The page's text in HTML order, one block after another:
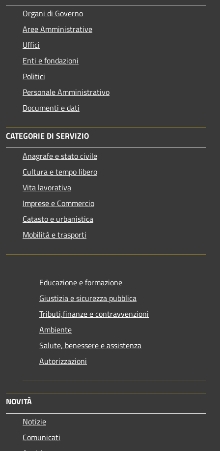
Organi di Governo
Aree Amministrative
Uffici
Enti e fondazioni
Politici
Personale Amministrativo
Documenti e dati
CATEGORIE DI SERVIZIO
Anagrafe e stato civile
Cultura e tempo libero
Vita lavorativa
Imprese e Commercio
Catasto e urbanistica
Mobilità e trasporti
Educazione e formazione
Giustizia e sicurezza pubblica
Tributi,finanze e contravvenzioni
Ambiente
Salute, benessere e assistenza
Autorizzazioni
NOVITÀ
Notizie
Comunicati